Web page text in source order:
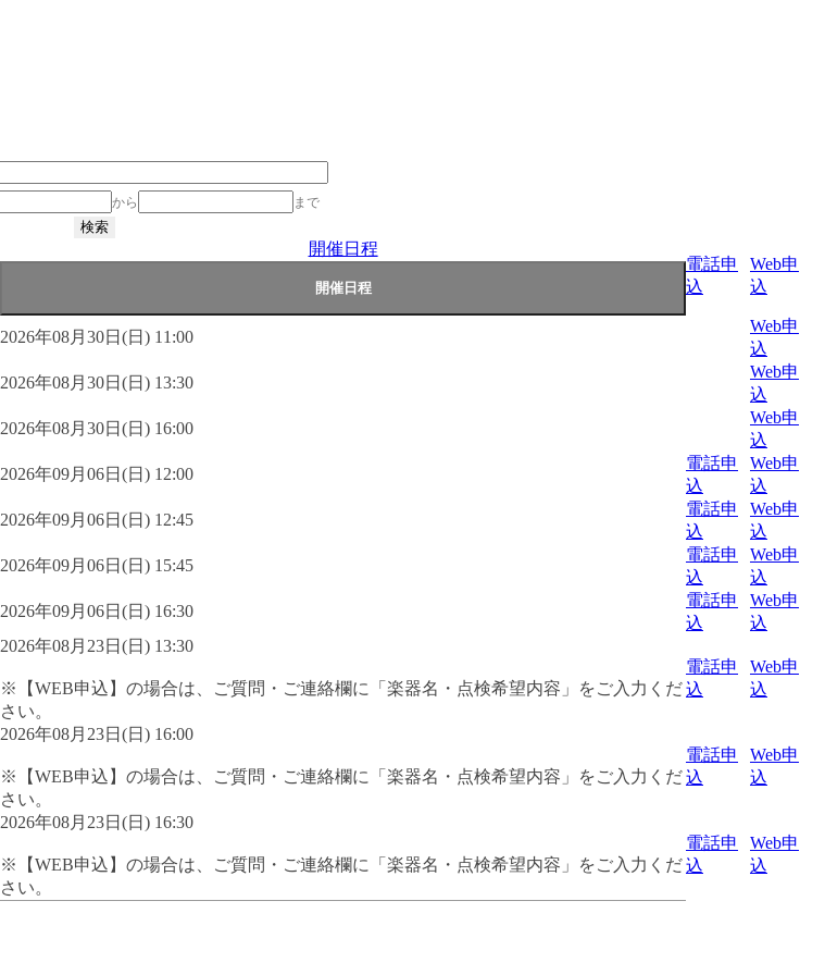
から まで
開催日程
電話申
込
Web申
込
2026年08月30日(日) 11:00
Web申
込
2026年08月30日(日) 13:30
Web申
込
2026年08月30日(日) 16:00
Web申
込
2026年09月06日(日) 12:00
電話申
込
Web申
込
2026年09月06日(日) 12:45
電話申
込
Web申
込
2026年09月06日(日) 15:45
電話申
込
Web申
込
2026年09月06日(日) 16:30
電話申
込
Web申
込
2026年08月23日(日) 13:30
※【WEB申込】の場合は、ご質問・ご連絡欄に「楽器名・点検希望内容」をご入力くだ
さい。
電話申
込
Web申
込
2026年08月23日(日) 16:00
※【WEB申込】の場合は、ご質問・ご連絡欄に「楽器名・点検希望内容」をご入力くだ
さい。
電話申
込
Web申
込
2026年08月23日(日) 16:30
※【WEB申込】の場合は、ご質問・ご連絡欄に「楽器名・点検希望内容」をご入力くだ
さい。
電話申
込
Web申
込